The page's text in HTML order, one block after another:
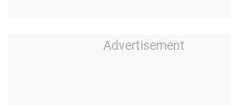
Advertisement